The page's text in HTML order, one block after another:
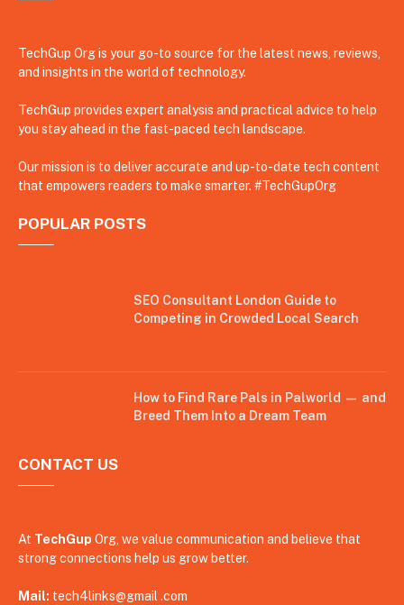
TechGup Org is your go-to source for the latest news, reviews,
and insights in the world of technology.
TechGup provides expert analysis and practical advice to help
you stay ahead in the fast-paced tech landscape.
Our mission is to deliver accurate and up-to-date tech content
that empowers readers to make smarter. #TechGupOrg
POPULAR POSTS
SEO Consultant London Guide to
Competing in Crowded Local Search
How to Find Rare Pals in Palworld — and
Breed Them Into a Dream Team
CONTACT US
At TechGup Org, we value communication and believe that
strong connections help us grow better.
Mail: tech4links@gmail .com